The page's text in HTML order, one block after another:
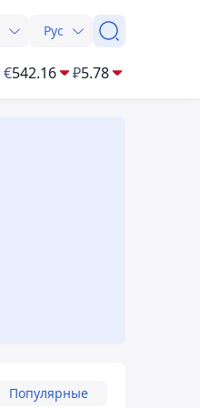
Рус
€542.16 ₽5.78
Популярные